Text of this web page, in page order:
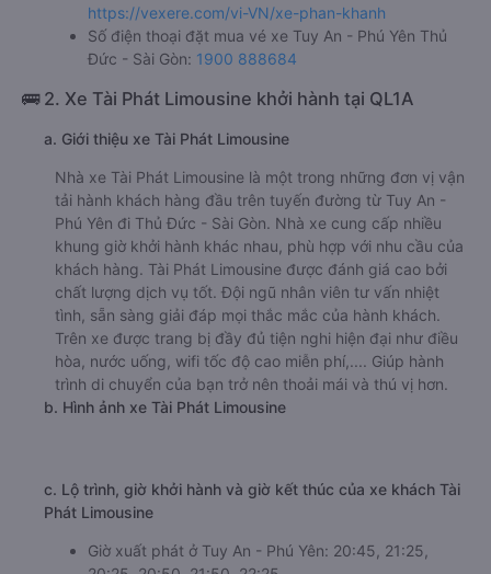
https://vexere.com/vi-VN/xe-phan-khanh
Số điện thoại đặt mua vé xe Tuy An - Phú Yên Thủ
Đức - Sài Gòn: 1900 888684
🚌 2. Xe Tài Phát Limousine khởi hành tại QL1A
a. Giới thiệu xe Tài Phát Limousine
Nhà xe Tài Phát Limousine là một trong những đơn vị vận
tải hành khách hàng đầu trên tuyến đường từ Tuy An -
Phú Yên đi Thủ Đức - Sài Gòn. Nhà xe cung cấp nhiều
khung giờ khởi hành khác nhau, phù hợp với nhu cầu của
khách hàng. Tài Phát Limousine được đánh giá cao bởi
chất lượng dịch vụ tốt. Đội ngũ nhân viên tư vấn nhiệt
tình, sẵn sàng giải đáp mọi thắc mắc của hành khách.
Trên xe được trang bị đầy đủ tiện nghi hiện đại như điều
hòa, nước uống, wifi tốc độ cao miễn phí,.... Giúp hành
trình di chuyển của bạn trở nên thoải mái và thú vị hơn.
b. Hình ảnh xe Tài Phát Limousine
c. Lộ trình, giờ khởi hành và giờ kết thúc của xe khách Tài
Phát Limousine
Giờ xuất phát ở Tuy An - Phú Yên: 20:45, 21:25,